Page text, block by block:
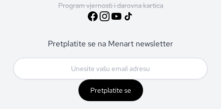
Program vjernosti i darovna kartica
Pretplatite se na Menart newsletter
Pretplatite se